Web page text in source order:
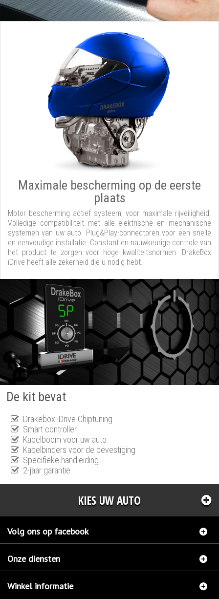
Maximale bescherming op de eerste
plaats
Motor bescherming actief systeem, voor maximale rijveiligheid.
Volledige compatibiliteit met alle elektrische en mechanische
systemen van uw auto. Plug&Play-connectoren voor een snelle
en eenvoudige installatie. Constant en nauwkeurige controle van
het product te zorgen voor hoge kwaliteitsnormen. DrakeBox
iDrive heeft alle zekerheid die u nodig hebt.
De kit bevat
Drakebox iDrive Chiptuning
Smart controller
Kabelboom voor uw auto
Kabelbinders voor de bevestiging
Specifieke handleiding
2-jaar garantie
KIES UW AUTO
Volg ons op facebook
Onze diensten
Winkel informatie